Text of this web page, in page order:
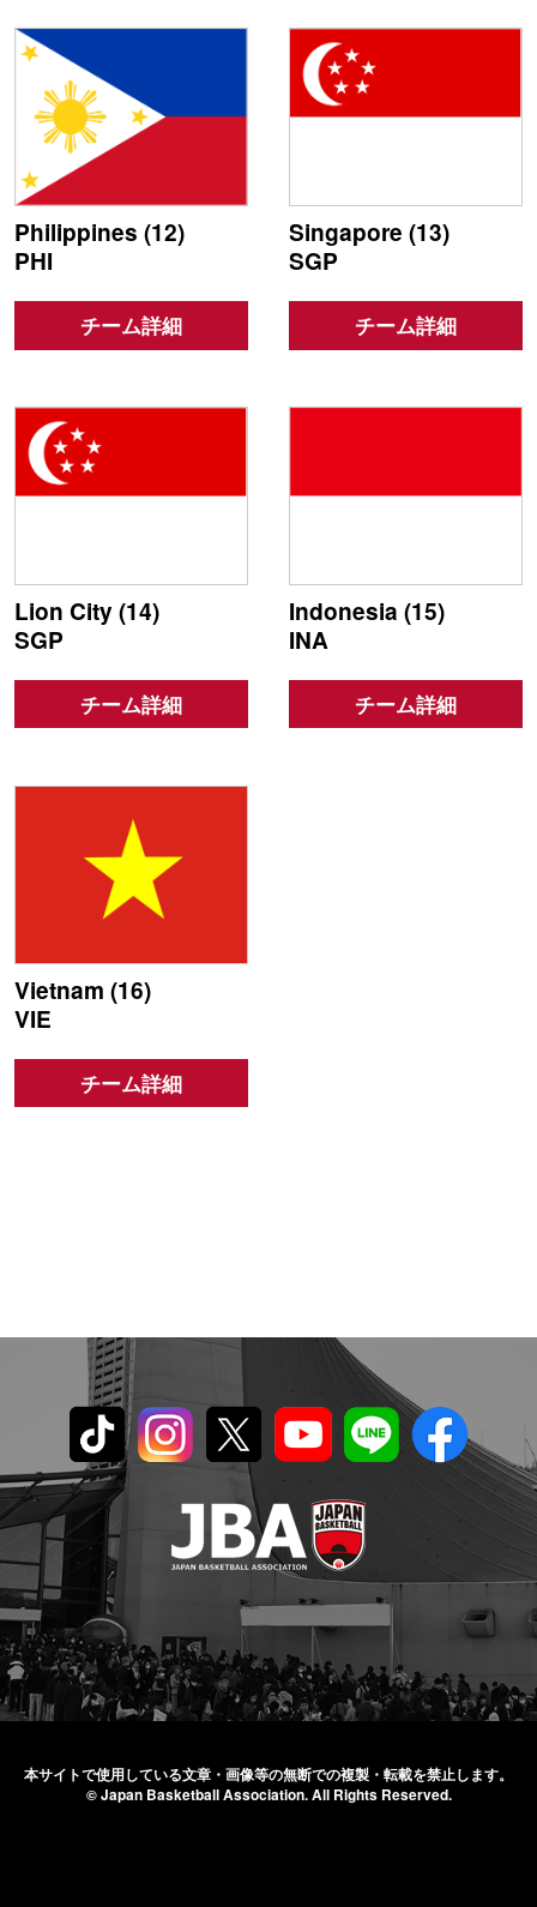
Philippines (12)
PHI
チーム詳細
Singapore (13)
SGP
チーム詳細
Lion City (14)
SGP
チーム詳細
Indonesia (15)
INA
チーム詳細
Vietnam (16)
VIE
チーム詳細
本サイトで使用している文章・画像等の無断での複製・転載を禁止します。
© Japan Basketball Association.All Rights Reserved.